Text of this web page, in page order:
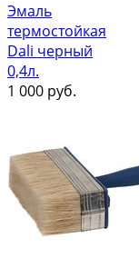
Эмаль
термостойкая
Dali черный
0,4л.
1 000 руб.